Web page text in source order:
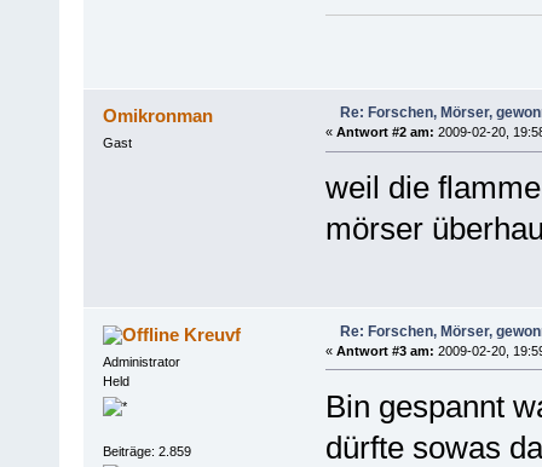
Omikronman
Gast
Re: Forschen, Mörser,
« Antwort #2 am: 2009-02-20,
weil die
mörser
Kreuvf
Administrator
Held
Beiträge: 2.859
Re: Forschen, Mörser,
« Antwort #3 am: 2009-02-20,
Bin gespannt
dürfte sowas